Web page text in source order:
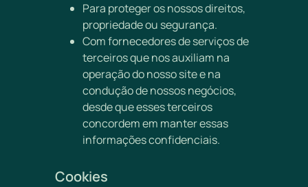
Para proteger os nossos direitos,
propriedade ou segurança.
Com fornecedores de serviços de
terceiros que nos auxiliam na
operação do nosso site e na
condução de nossos negócios,
desde que esses terceiros
concordem em manter essas
informações confidenciais.
Cookies